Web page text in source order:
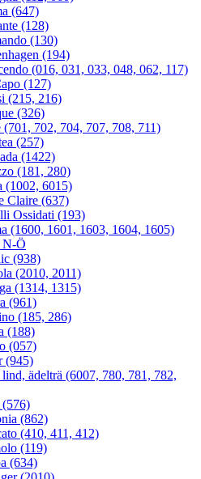
(647)
(128)
(130)
(194)
(016, 031, 033, 048, 062, 117)
(127)
(215, 216)
(326)
(701, 702, 704, 707, 708, 711)
(257)
(1422)
(181, 280)
(1002, 6015)
Claire (637)
Ossidati (193)
(1600, 1601, 1603, 1604, 1605)
N-Ö
(938)
(2010, 2011)
(1314, 1315)
(961)
(185, 286)
(188)
(057)
(945)
ädelträ (6007, 780, 781, 782,
(576)
(862)
(410, 411, 412)
(119)
(634)